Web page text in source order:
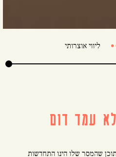
ליווי אוצרותי
עמד דום
שהמסר שלו הינו התחדשות